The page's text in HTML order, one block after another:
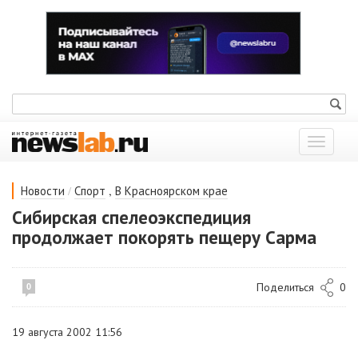
Показать
меню
Новости / Спорт , В Красноярском крае
Сибирская спелеоэкспедиция
продолжает покорять пещеру Сарма
0 Поделиться 0
19 августа 2002 11:56